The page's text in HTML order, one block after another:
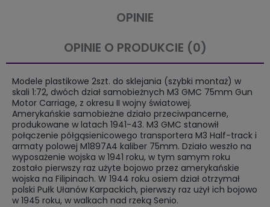
OPINIE
OPINIE O PRODUKCIE (0)
Modele plastikowe 2szt. do sklejania (szybki montaż) w
skali 1:72, dwóch dział samobieżnych M3 GMC 75mm Gun
Motor Carriage, z okresu II wojny światowej.
Amerykańskie samobieżne działo przeciwpancerne,
produkowane w latach 1941-43. M3 GMC stanowił
połączenie półgąsienicowego transportera M3 Half-track i
armaty polowej M1897A4 kaliber 75mm. Działo weszło na
wyposażenie wojska w 1941 roku, w tym samym roku
zostało pierwszy raz użyte bojowo przez amerykańskie
wojska na Filipinach. W 1944 roku osiem dział otrzymał
polski Pułk Ułanów Karpackich, pierwszy raz użył ich bojowo
w 1945 roku, w walkach nad rzeką Senio.